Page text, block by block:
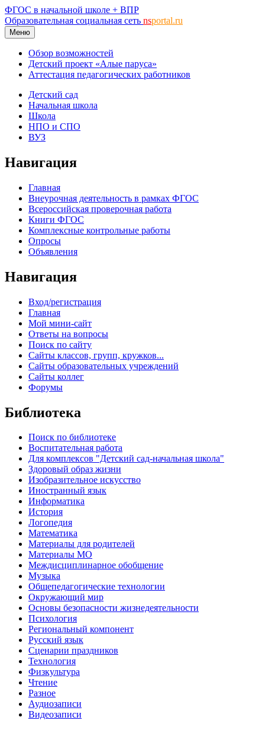
ФГОС в начальной школе + ВПР
Образовательная социальная сеть nsportal.ru
Меню
Обзор возможностей
Детский проект «Алые паруса»
Аттестация педагогических работников
Детский сад
Начальная школа
Школа
НПО и СПО
ВУЗ
Навигация
Главная
Внеурочная деятельность в рамках ФГОС
Всероссийская проверочная работа
Книги ФГОС
Комплексные контрольные работы
Опросы
Объявления
Навигация
Вход/регистрация
Главная
Мой мини-сайт
Ответы на вопросы
Поиск по сайту
Сайты классов, групп, кружков...
Сайты образовательных учреждений
Сайты коллег
Форумы
Библиотека
Поиск по библиотеке
Воспитательная работа
Для комплексов "Детский сад-начальная школа"
Здоровый образ жизни
Изобразительное искусство
Иностранный язык
Информатика
История
Логопедия
Математика
Материалы для родителей
Материалы МО
Междисциплинарное обобщение
Музыка
Общепедагогические технологии
Окружающий мир
Основы безопасности жизнедеятельности
Психология
Региональный компонент
Русский язык
Сценарии праздников
Технология
Физкультура
Чтение
Разное
Аудиозаписи
Видеозаписи